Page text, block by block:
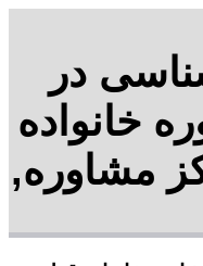
در
خانواده
مشاوره,